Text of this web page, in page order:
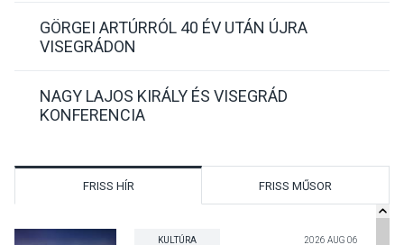
GÖRGEI ARTÚRRÓL 40 ÉV UTÁN ÚJRA
VISEGRÁDON
NAGY LAJOS KIRÁLY ÉS VISEGRÁD
KONFERENCIA
FRISS HÍR FRISS MŰSOR
KULTÚRA 2026 AUG 06